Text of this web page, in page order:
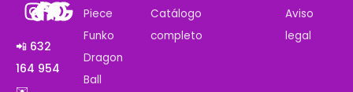
📲 632
164 954
Piece
Funko
Dragon
Ball
Catálogo
completo
Aviso
legal